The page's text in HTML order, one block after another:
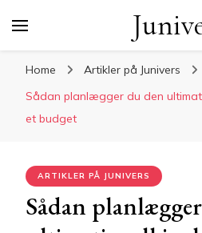
Home
Artikler på Junivers
Sådan planlægger du den
et budget
ARTIKLER PÅ JUNIVERS
Sådan